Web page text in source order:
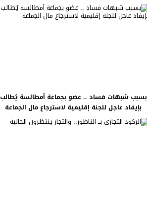
بسبب شبهات فساد .. عضو بجماعة أمطالسة يُطالب
بإيفاد عاجل للجنة إقليمية لاسترجاع مال الجماعة